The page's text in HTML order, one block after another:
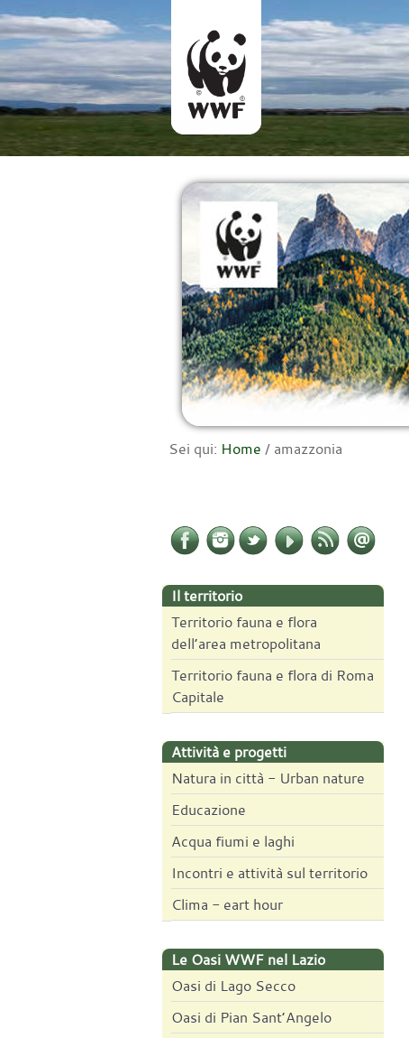
Sei qui: Home / amazzonia
Il territorio
Territorio fauna e flora
dell’area metropolitana
Territorio fauna e flora di Roma
Capitale
Attività e progetti
Natura in città - Urban nature
Educazione
Acqua fiumi e laghi
Incontri e attività sul territorio
Clima - eart hour
Le Oasi WWF nel Lazio
Oasi di Lago Secco
Oasi di Pian Sant’Angelo